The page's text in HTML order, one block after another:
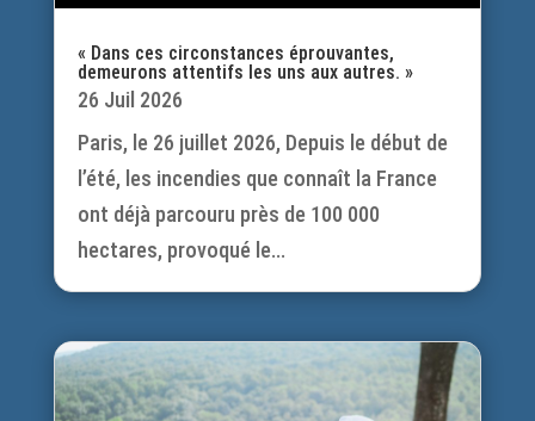
« Dans ces circonstances éprouvantes,
demeurons attentifs les uns aux autres. »
26 Juil 2026
Paris, le 26 juillet 2026, Depuis le début de
l’été, les incendies que connaît la France
ont déjà parcouru près de 100 000
hectares, provoqué le...